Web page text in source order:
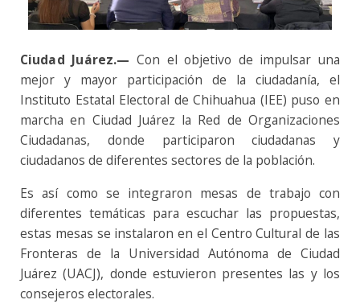
Ciudad Juárez.— Con el objetivo de impulsar una
mejor y mayor participación de la ciudadanía, el
Instituto Estatal Electoral de Chihuahua (IEE) puso en
marcha en Ciudad Juárez la Red de Organizaciones
Ciudadanas, donde participaron ciudadanas y
ciudadanos de diferentes sectores de la población.
Es así como se integraron mesas de trabajo con
diferentes temáticas para escuchar las propuestas,
estas mesas se instalaron en el Centro Cultural de las
Fronteras de la Universidad Autónoma de Ciudad
Juárez (UACJ), donde estuvieron presentes las y los
consejeros electorales.